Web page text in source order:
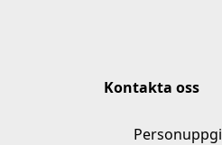
Kontakta oss